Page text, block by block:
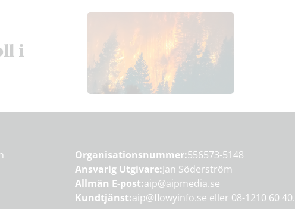
i
Organisationsnummer:556573-5148
Ansvarig Utgivare:Jan Söderström
Allmän E-post:aip@aipmedia.se
Kundtjänst:aip@flowyinfo.se eller 08-1210 60 40.